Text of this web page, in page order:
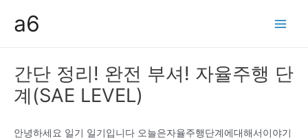
a6
간단 정리! 완전 부셔! 자율주행 단
계(SAE LEVEL)
안녕하세요 일기 일기입니다 오늘은자율주행단계에대해서이야기